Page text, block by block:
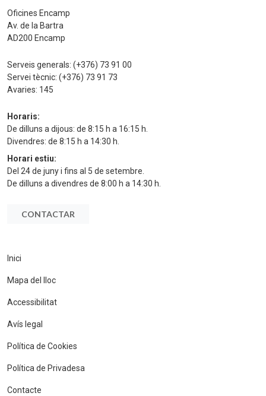
Oficines Encamp
Av. de la Bartra
AD200 Encamp
Serveis generals: (+376) 73 91 00
Servei tècnic: (+376) 73 91 73
Avaries: 145
Horaris:
De dilluns a dijous: de 8:15 h a 16:15 h.
Divendres: de 8:15 h a 14:30 h.
Horari estiu:
Del 24 de juny i fins al 5 de setembre.
De dilluns a divendres de 8:00 h a 14:30 h.
CONTACTAR
Inici
Mapa del lloc
Accessibilitat
Avís legal
Política de Cookies
Política de Privadesa
Contacte